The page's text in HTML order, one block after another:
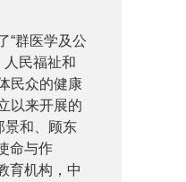
“群医学及公
民福祉和
民众的健康
以来开展的
景和、顾东
命与作
育机构，中